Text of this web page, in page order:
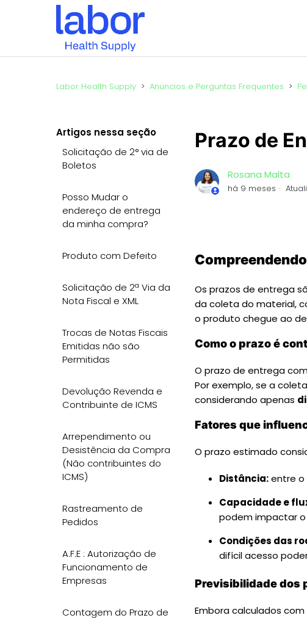
Labor Health Supply Anúncios e Perguntas Frequentes
Artigos nessa seção
Solicitação de 2° via de
Boletos
Posso Mudar o
endereço de entrega
da minha compra?
Produto com Defeito
Solicitação de 2ª Via da
Nota Fiscal e XML
Trocas de Notas Fiscais
Emitidas não são
Permitidas
Devolução Revenda e
Contribuinte de ICMS
Arrependimento ou
Desistência da Compra
(Não contribuintes do
ICMS)
Rastreamento de
Pedidos
A.F.E : Autorização de
Funcionamento de
Empresas
Contagem do Prazo de
Prazo de
Rosana Malta
há 9 meses
Os prazos de entrega
da coleta do material,
o produto chegue ao
Como o prazo é
O prazo de entrega
Por exemplo, se a
considerando apenas
Fatores que
O prazo estimado
Distância:entre o
Capacidade e
podem impactar
Condições das
difícil acesso
Previsibilidade dos
Embora calculados